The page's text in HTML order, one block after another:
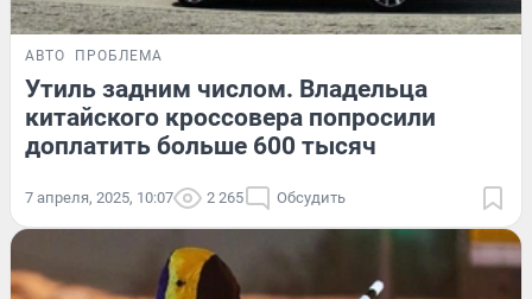
АВТО ПРОБЛЕМА
Утиль задним числом. Владельца
китайского кроссовера попросили
доплатить больше 600 тысяч
7 апреля, 2025, 10:07 2 265 Обсудить